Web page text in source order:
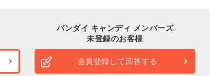
バンダイ キャンディ メンバーズ
未登録のお客様
会員登録して回答する